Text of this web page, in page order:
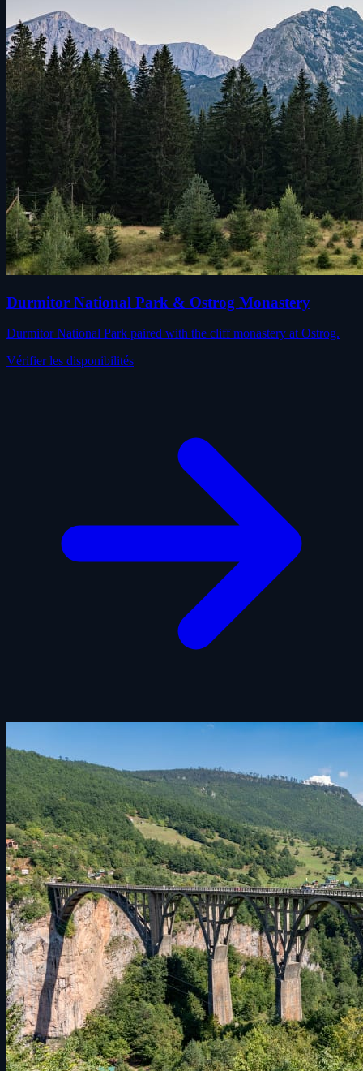
Durmitor National Park & Ostrog Monastery
Durmitor National Park paired with the cliff monastery at Ostrog.
Vérifier les disponibilités